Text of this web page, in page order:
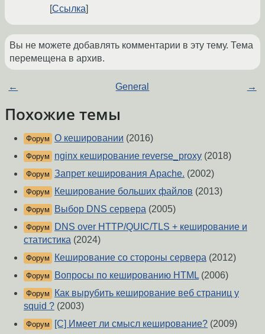
Ссылка
Вы не можете добавлять комментарии в эту тему. Тема
перемещена в архив.
← General →
Похожие темы
Форум О кешировании (2016)
Форум nginx кеширование reverse_proxy (2018)
Форум Запрет кеширования Apache. (2002)
Форум Кеширование больших файлов (2013)
Форум Выбор DNS сервера (2005)
Форум
DNS over HTTP/QUIC/TLS + кеширование и
статистика (2024)
Форум Кеширование со стороны сервера (2012)
Форум Вопросы по кешированию HTML (2006)
Форум
Как вырубить кеширование веб страниц у
squid ? (2003)
Форум [C] Имеет ли смысл кеширование? (2009)